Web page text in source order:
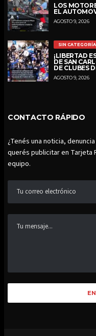
LOS
EL
AGOSTO 9, 2026
SIN CATEGORÍA
¡LIBERTAD
DE SAN
DE CLUBES
AGOSTO 9, 2026
CONTACTO RÁPIDO
¿Tenés una noticia,
querés publicitar en Tarjeta
equipo.